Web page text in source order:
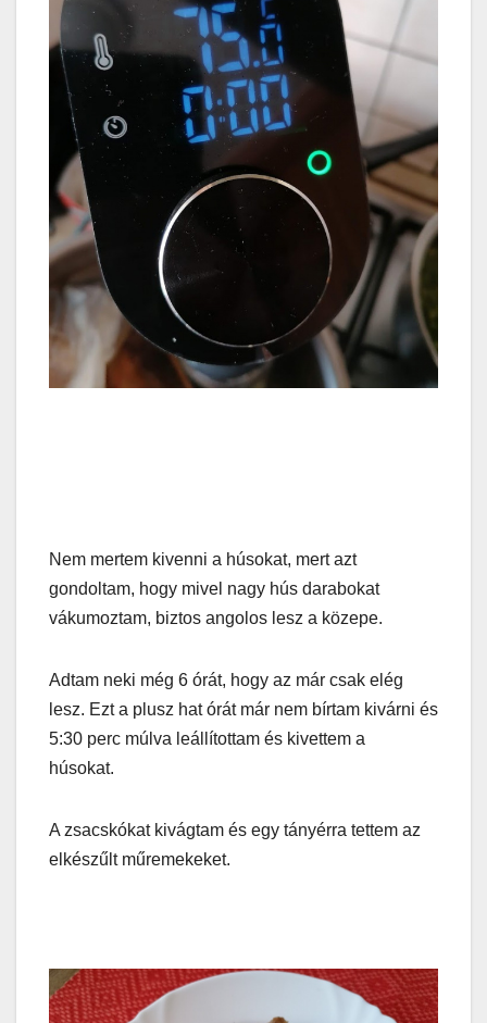
Nem mertem kivenni a húsokat, mert azt
gondoltam, hogy mivel nagy hús darabokat
vákumoztam, biztos angolos lesz a közepe.
Adtam neki még 6 órát, hogy az már csak elég
lesz. Ezt a plusz hat órát már nem bírtam kivárni és
5:30 perc múlva leállítottam és kivettem a
húsokat.
A zsacskókat kivágtam és egy tányérra tettem az
elkészűlt műremekeket.